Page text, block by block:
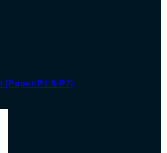
(Paper P1 & P2)